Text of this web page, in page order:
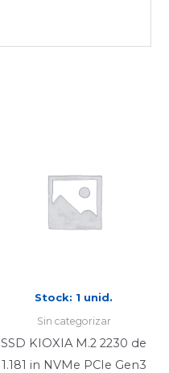
Stock: 1 unid.
Sin categorizar
SSD KIOXIA M.2 2230 de
1.181 in NVMe PCIe Gen3